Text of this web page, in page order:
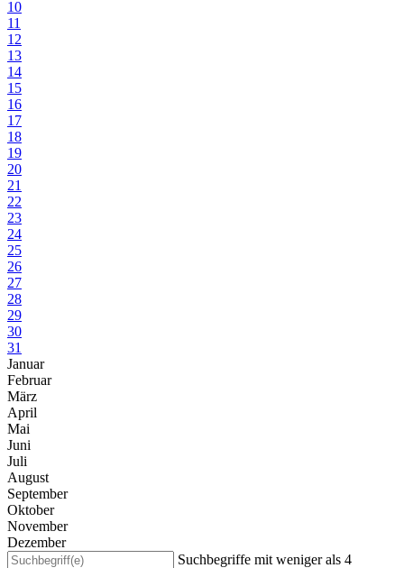
10
11
12
13
14
15
16
17
18
19
20
21
22
23
24
25
26
27
28
29
30
31
Januar
Februar
März
April
Mai
Juni
Juli
August
September
Oktober
November
Dezember
Suchbegriffe mit weniger als 4